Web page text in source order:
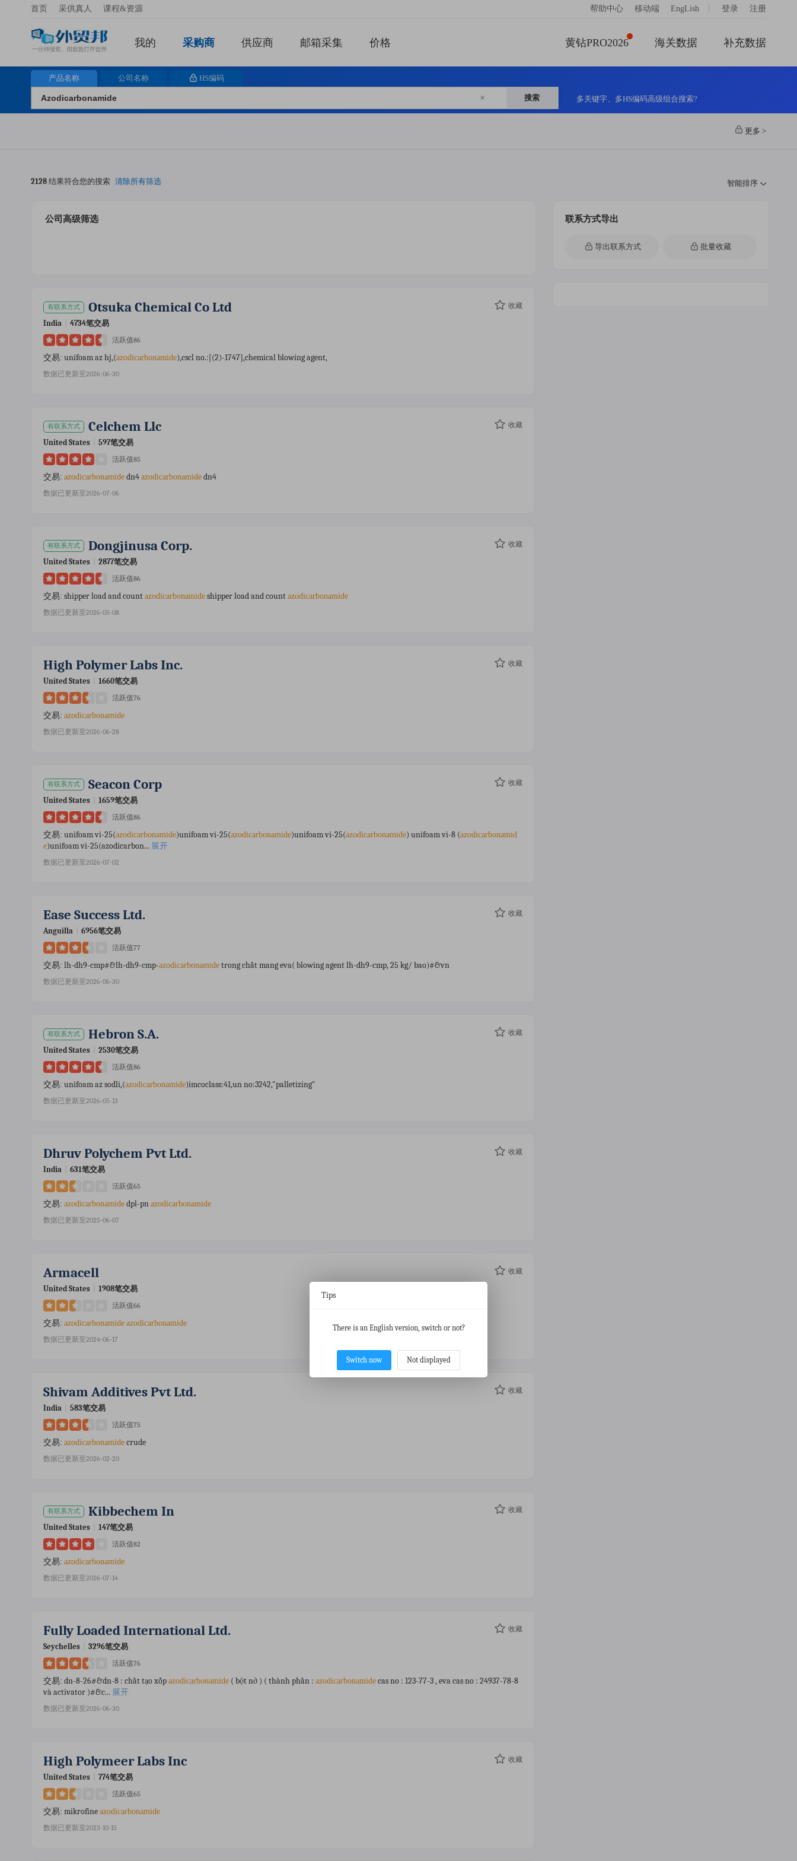
首页 采供真人 课程&资源 帮助中心 移动端 EngLish 登录 注册
我的 采购商 供应商 邮箱采集 价格 黄钻PRO2026 海关数据 补充数据
产品名称 公司名称 HS编码
× 搜索 多关键字、多HS编码高级组合搜索?
更多 >
2128 结果符合您的搜索 清除所有筛选 智能排序
公司高级筛选
有联系方式 Otsuka Chemical Co Ltd 收藏
India 4734笔交易
活跃值86
交易: unifoam az hj,(azodicarbonamide),cscl no.:[(2)-1747],chemical blowing agent,
数据已更新至2026-06-30
有联系方式 Celchem Llc 收藏
United States 597笔交易
活跃值85
交易: azodicarbonamide dn4 azodicarbonamide dn4
数据已更新至2026-07-06
有联系方式 Dongjinusa Corp. 收藏
United States 2877笔交易
活跃值86
交易: shipper load and count azodicarbonamide shipper load and count azodicarbonamide
数据已更新至2026-05-08
High Polymer Labs Inc. 收藏
United States 1660笔交易
活跃值76
交易: azodicarbonamide
数据已更新至2026-06-28
有联系方式 Seacon Corp 收藏
United States 1659笔交易
活跃值86
交易: unifoam vi-25(azodicarbonamide)unifoam vi-25(azodicarbonamide)unifoam vi-25(azodicarbonamide) unifoam vi-8 (azodicarbonamid
e)unifoam vi-25(azodicarbon... 展开
数据已更新至2026-07-02
Ease Success Ltd. 收藏
Anguilla 6956笔交易
活跃值77
交易: lh-dh9-cmp#&lh-dh9-cmp-azodicarbonamide trong chất mang eva( blowing agent lh-dh9-cmp, 25 kg/ bao)#&vn
数据已更新至2026-06-30
有联系方式 Hebron S.a. 收藏
United States 2530笔交易
活跃值86
交易: unifoam az sodli,(azodicarbonamide)imcoclass:41,un no:3242,"palletizing"
数据已更新至2026-05-13
Dhruv Polychem Pvt Ltd. 收藏
India 631笔交易
活跃值65
交易: azodicarbonamide dpl-pn azodicarbonamide
数据已更新至2025-06-07
Armacell 收藏
United States 1908笔交易
活跃值66
交易: azodicarbonamide azodicarbonamide
数据已更新至2024-06-17
Shivam Additives Pvt Ltd. 收藏
India 583笔交易
活跃值75
交易: azodicarbonamide crude
数据已更新至2026-02-20
有联系方式 Kibbechem In 收藏
United States 147笔交易
活跃值82
交易: azodicarbonamide
数据已更新至2026-07-14
Fully Loaded International Ltd. 收藏
Seychelles 3296笔交易
活跃值76
交易: dn-8-26#&dn-8 : chất tạo xốp azodicarbonamide ( bột nở ) ( thành phần : azodicarbonamide cas no : 123-77-3 , eva cas no : 24937-78-8
và activator )#&c... 展开
数据已更新至2026-06-30
High Polymeer Labs Inc 收藏
United States 774笔交易
活跃值65
交易: mikrofine azodicarbonamide
数据已更新至2023-10-15
联系方式导出
导出联系方式 批量收藏
Tips
There is an English version, switch or not?
Switch now Not displayed